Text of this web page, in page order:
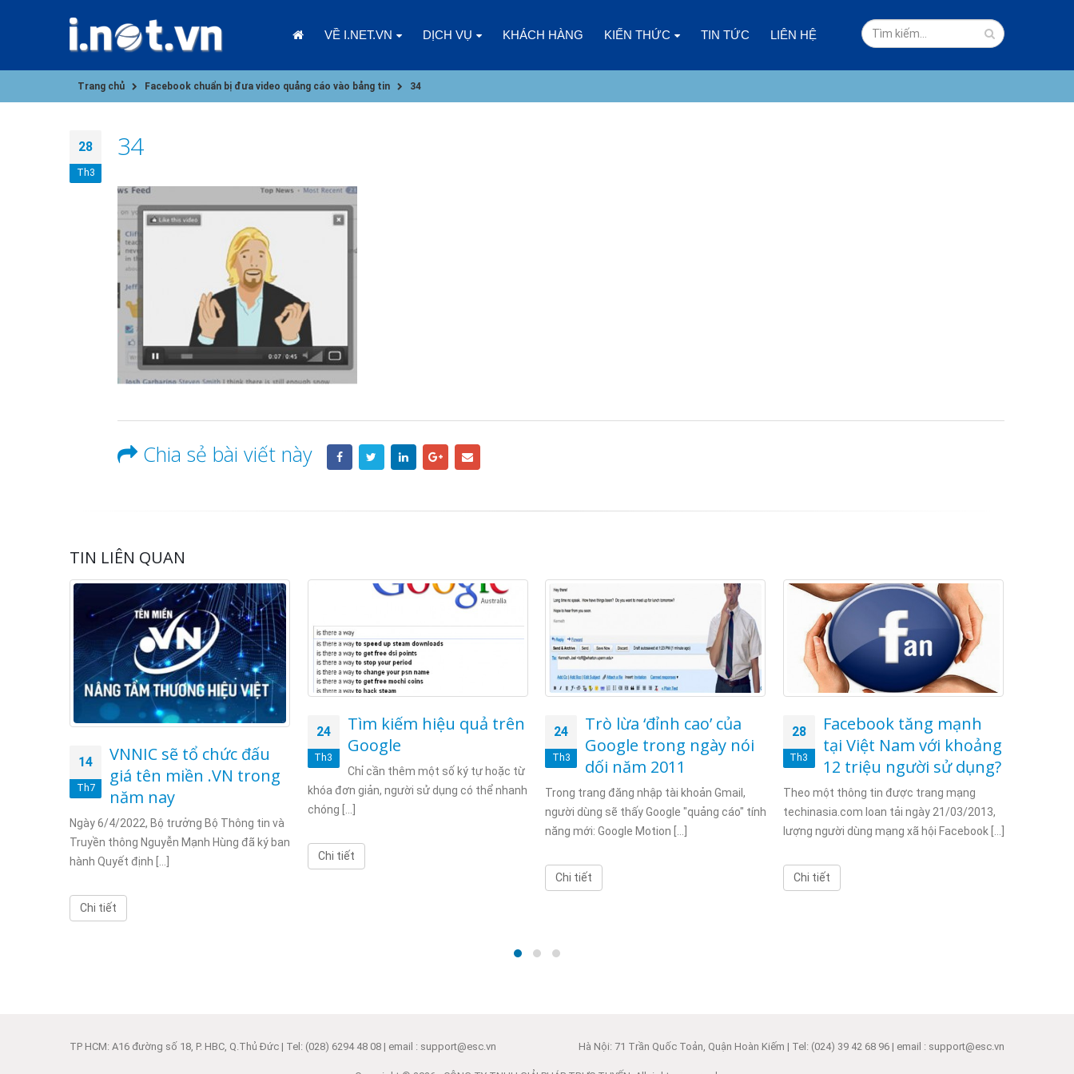
VỀ I.NET.VN DỊCH VỤ KHÁCH HÀNG KIẾN THỨC TIN TỨC LIÊN HỆ
Trang chủ Facebook chuẩn bị đưa video quảng cáo vào bảng tin 34
28
Th3
34
Chia sẻ bài viết này
TIN LIÊN QUAN
14
Th7
VNNIC sẽ tổ chức đấu
giá tên miền .VN trong
năm nay
Ngày 6/4/2022, Bộ trưởng Bộ Thông tin và
Truyền thông Nguyễn Mạnh Hùng đã ký ban
hành Quyết định [...]
Chi tiết
24
Th3
Tìm kiếm hiệu quả trên
Google
Chỉ cần thêm một số ký tự hoặc từ
khóa đơn giản, người sử dụng có thể nhanh
chóng [...]
Chi tiết
24
Th3
Trò lừa ‘đỉnh cao’ của
Google trong ngày nói
dối năm 2011
Trong trang đăng nhập tài khoản Gmail,
người dùng sẽ thấy Google "quảng cáo" tính
năng mới: Google Motion [...]
Chi tiết
28
Th3
Facebook tăng mạnh
tại Việt Nam với khoảng
12 triệu người sử dụng?
Theo một thông tin được trang mạng
techinasia.com loan tải ngày 21/03/2013,
lượng người dùng mạng xã hội Facebook [...]
Chi tiết
TP HCM: A16 đường số 18, P. HBC, Q.Thủ Đức | Tel: (028) 6294 48 08 | email : support@esc.vn Hà Nội: 71 Trần Quốc Toản, Quận Hoàn Kiếm | Tel: (024) 39 42 68 96 | email : support@esc.vn